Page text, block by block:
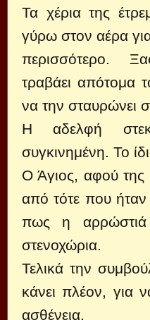
Τα χέρια της
γύρω στον αέρα
περισσότερο.
τραβάει απότομα
να την σταυρώνει
Η αδελφή
συγκινημένη. Το
Ο Άγιος, αφού της
από τότε που ήταν
πως η αρρώστιά
στενοχώρια.
Τελικά την
κάνει πλέον, για
ασθένεια.